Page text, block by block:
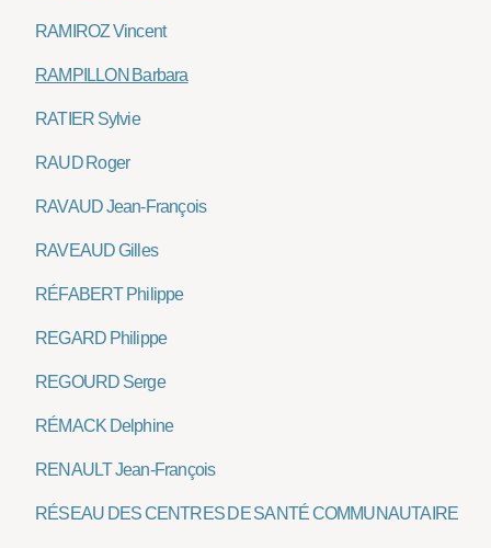
RAMIROZ Vincent
RAMPILLON Barbara
RATIER Sylvie
RAUD Roger
RAVAUD Jean-François
RAVEAUD Gilles
RÉFABERT Philippe
REGARD Philippe
REGOURD Serge
RÉMACK Delphine
RENAULT Jean-François
RÉSEAU DES CENTRES DE SANTÉ COMMUNAUTAIRE